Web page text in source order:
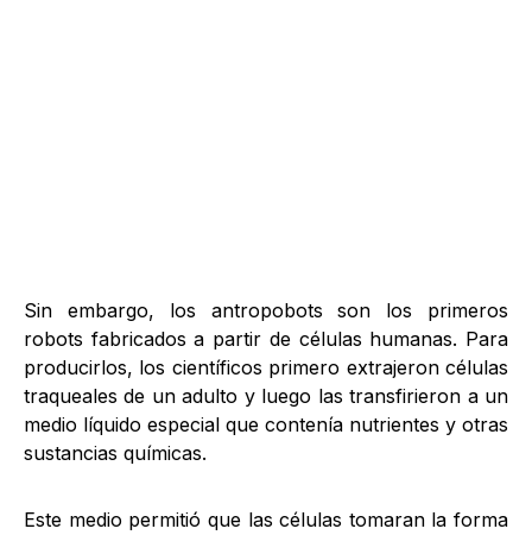
Sin embargo, los antropobots son los primeros
robots fabricados a partir de células humanas. Para
producirlos, los científicos primero extrajeron células
traqueales de un adulto y luego las transfirieron a un
medio líquido especial que contenía nutrientes y otras
sustancias químicas.
Este medio permitió que las células tomaran la forma